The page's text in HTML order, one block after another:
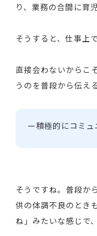
り、業務の合間に育
そうすると、仕事上
直接会わないからこ
うのを普段から伝え
ー積極的にコミュ
そうですね。普段か
供の体調不良のとき
ね」みたいな感じで